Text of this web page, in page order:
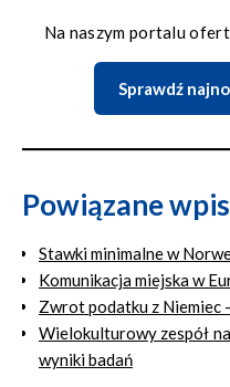
Na naszym portalu
Sprawdź
Powiązane
Stawki minimalne w
Komunikacja miejska w
Zwrot podatku z Niemiec
Wielokulturowy zespół
wyniki badań